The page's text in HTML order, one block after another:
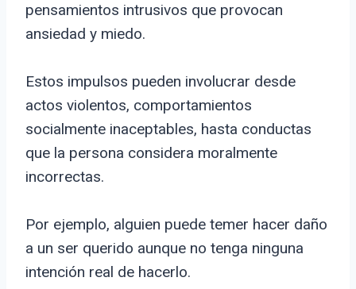
pensamientos intrusivos que provocan
ansiedad y miedo.
Estos impulsos pueden involucrar desde
actos violentos, comportamientos
socialmente inaceptables, hasta conductas
que la persona considera moralmente
incorrectas.
Por ejemplo, alguien puede temer hacer daño
a un ser querido aunque no tenga ninguna
intención real de hacerlo.